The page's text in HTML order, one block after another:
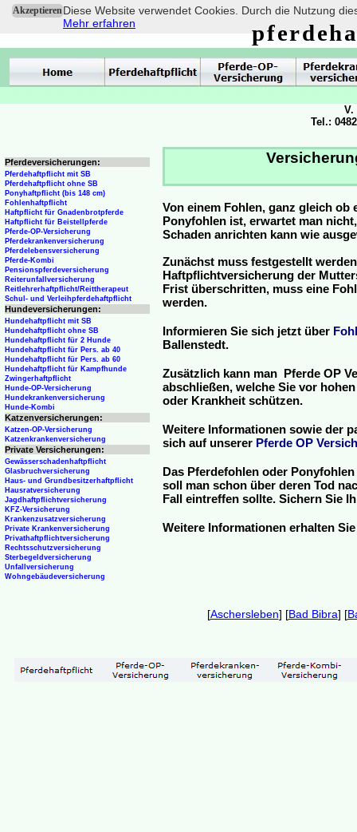
AkzeptierenDiese Website verwendet Cookies. Durch die Nutzung
Mehr erfahren
Von einem Fohlen, ganz gleich ob
Ponyfohlen ist, erwartet man
Schaden anrichten kann wie
Zunächst muss festgestellt
Haftpflichtversicherung der
Frist überschritten, muss eine
werden.
Informieren Sie sich jetzt über
Ballenstedt.
Zusätzlich kann man Pferde OP
abschließen, welche Sie vor
oder Krankheit schützen.
Weitere Informationen sowie der
sich auf unserer Pferde OP
Das Pferdefohlen oder
soll man schon über deren Tod
Fall eintreffen sollte. Sichern Sie
Weitere Informationen erhalten
Pferdeversicherungen:
Pferdehaftpflicht mit SB
Pferdehaftpflicht ohne SB
Ponyhaftpflicht (bis 148 cm)
Fohlenhaftpflicht
Haftpflicht für Gnadenbrotpferde
Haftpflicht für Beistellpferde
Pferde-OP-Versicherung
Pferdekrankenversicherung
Pferdelebensversicherung
Pferde-Kombi
Pensionspferdeversicherung
Reiterunfallversicherung
Reitlehrerhaftpflicht/Reittherapeut
Schul- und Verleihpferdehaftpflicht
Hundeversicherungen:
Hundehaftpflicht mit SB
Hundehaftpflicht ohne SB
Hundehaftpflicht für 2 Hunde
Hundehaftpflicht für Pers. ab 40
Hundehaftpflicht für Pers. ab 60
Hundehaftpflicht für Kampfhunde
Zwingerhaftpflicht
Hunde-OP-Versicherung
Hundekrankenversicherung
Hunde-Kombi
Katzenversicherungen:
Katzen-OP-Versicherung
Katzenkrankenversicherung
Private Versicherungen:
Gewässerschadenhaftpflicht
Glasbruchversicherung
Haus- und Grundbesitzerhaftpflicht
Hausratversicherung
Jagdhaftpflichtversicherung
KFZ-Versicherung
Krankenzusatzversicherung
Private Krankenversicherung
Privathaftpflichtversicherung
Rechtsschutzversicherung
Sterbegeldversicherung
Unfallversicherung
Wohngebäudeversicherung
V.
Tel.:
[Aschersleben] [Bad Bibra] [